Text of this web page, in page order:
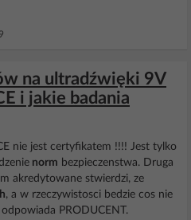
na ultradźwięki 9V
i jakie badania
nie jest certyfikatem !!!! Jest tylko
norm bezpieczenstwa. Druga
akredytowane stwierdzi, ze
, a w rzeczywistosci bedzie cos nie
PRODUCENT.